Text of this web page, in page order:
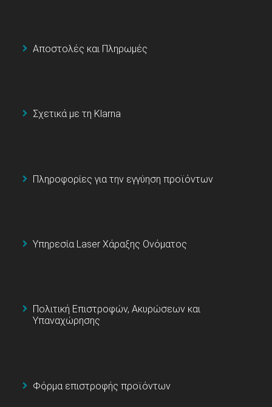
Αποστολές και Πληρωμές
Σχετικά με τη Klarna
Πληροφορίες για την εγγύηση προϊόντων
Υπηρεσία Laser Χάραξης Ονόματος
Πολιτική Επιστροφών, Ακυρώσεων και
Υπαναχώρησης
Φόρμα επιστροφής προϊόντων